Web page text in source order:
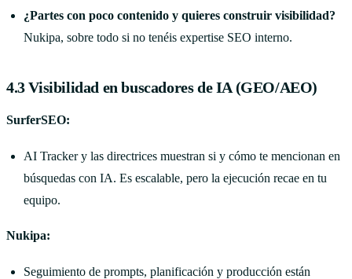
¿Partes con poco contenido y quieres construir visibilidad?
Nukipa, sobre todo si no tenéis expertise SEO interno.
4.3 Visibilidad en buscadores de IA (GEO/AEO)
SurferSEO:
AI Tracker y las directrices muestran si y cómo te mencionan en
búsquedas con IA. Es escalable, pero la ejecución recae en tu
equipo.
Nukipa:
Seguimiento de prompts, planificación y producción están